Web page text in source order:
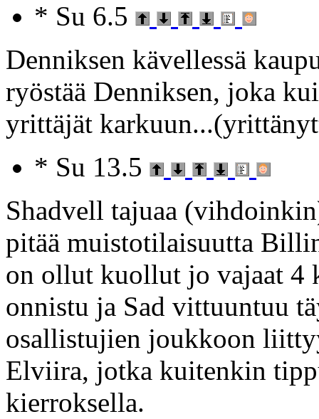
* Su 6.5
Denniksen kävellessä
ryöstää Denniksen, joka
yrittäjät
* Su 13.5
Shadvell tajuaa
pitää muistotilaisuutta
on ollut kuollut jo vajaat 4
onnistu ja Sad vittuuntuu
osallistujien joukkoon
Elviira, jotka kuitenkin
kierroksella.